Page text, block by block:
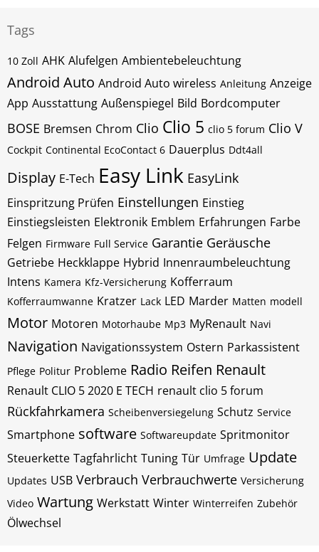
Tags
10 Zoll AHK Alufelgen Ambientebeleuchtung
Android Auto Android Auto wireless Anleitung Anzeige
App Ausstattung Außenspiegel Bild Bordcomputer
BOSE Bremsen Chrom Clio Clio 5 clio 5 forum Clio V
Cockpit Continental EcoContact 6 Dauerplus Ddt4all
Display E-Tech Easy Link EasyLink
Einspritzung Prüfen Einstellungen Einstieg
Einstiegsleisten Elektronik Emblem Erfahrungen Farbe
Felgen Firmware Full Service Garantie Geräusche
Getriebe Heckklappe Hybrid Innenraumbeleuchtung
Intens Kamera Kfz-Versicherung Kofferraum
Kofferraumwanne Kratzer Lack LED Marder Matten modell
Motor Motoren Motorhaube Mp3 MyRenault Navi
Navigation Navigationssystem Ostern Parkassistent
Pflege Politur Probleme Radio Reifen Renault
Renault CLIO 5 2020 E TECH renault clio 5 forum
Rückfahrkamera Scheibenversiegelung Schutz Service
Smartphone software Softwareupdate Spritmonitor
Steuerkette Tagfahrlicht Tuning Tür Umfrage Update
Updates USB Verbrauch Verbrauchwerte Versicherung
Video Wartung Werkstatt Winter Winterreifen Zubehör
Ölwechsel